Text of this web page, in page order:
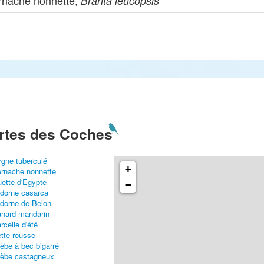
des Coches
tuberculé
nonnette
d'Egypte
casarca
de Belon
mandarin
d'été
rousse
à bec bigarré
castagneux
+
−